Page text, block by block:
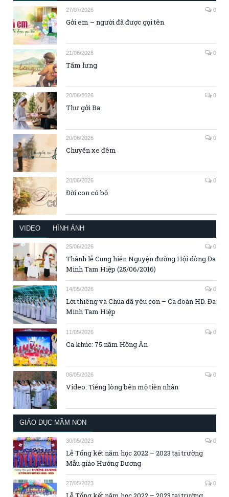
27/07/2026 0
Gởi em – người đã được gọi tên
21/06/2026 0
Tấm lưng
20/06/2026 0
Thư gởi Ba
20/06/2026 0
Chuyến xe đêm
20/06/2026 0
Đời con có bố
VIDEO HÌNH ẢNH
25/06/2026 0
Thánh lễ Cung hiến Nguyện đường Hội dòng Đa
Minh Tam Hiệp (25/06/2016)
14/05/2026 0
Lời thiêng và Chúa đã yêu con – Ca đoàn HD. Đa
Minh Tam Hiệp
11/05/2026 0
Ca khúc: 75 năm Hồng Ân
06/05/2026 0
Video: Tiếng lòng bên mộ tiền nhân
GIÁO DỤC MẦM NON
30/05/2023 0
Lễ Tổng kết năm học 2022 – 2023 tại trường
Mẫu giáo Hướng Dương
27/05/2023 0